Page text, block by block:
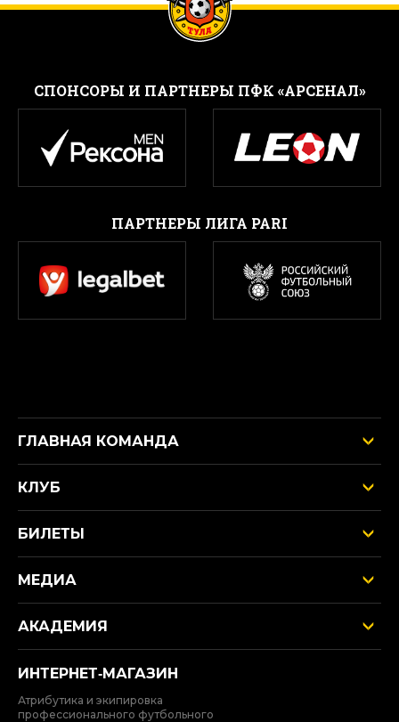
CПОНСОРЫ И ПАРТНЕРЫ ПФК «АРСЕНАЛ»
ПАРТНЕРЫ ЛИГА PARI
ГЛАВНАЯ КОМАНДА
КЛУБ
БИЛЕТЫ
МЕДИА
АКАДЕМИЯ
ИНТЕРНЕТ‑МАГАЗИН
Атрибутика и экипировка
профессионального футбольного